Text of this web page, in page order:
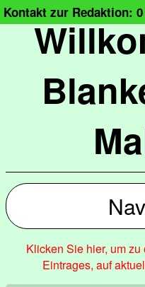
Kontakt zur Redaktion: 0
Klicken Sie hier, um
Eintrages, auf